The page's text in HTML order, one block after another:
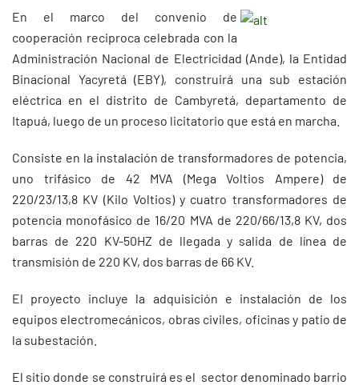
En el marco del convenio de
cooperación reciproca celebrada con la
Administración Nacional de Electricidad (Ande), la Entidad
Binacional Yacyretá (EBY), construirá una sub estación
eléctrica en el distrito de Cambyretá, departamento de
Itapuá, luego de un proceso licitatorio que está en marcha.
Consiste en la instalación de transformadores de potencia,
uno trifásico de 42 MVA (Mega Voltios Ampere) de
220/23/13,8 KV (Kilo Voltios) y cuatro transformadores de
potencia monofásico de 16/20 MVA de 220/66/13,8 KV, dos
barras de 220 KV-50HZ de llegada y salida de línea de
transmisión de 220 KV, dos barras de 66 KV.
El proyecto incluye la adquisición e instalación de los
equipos electromecánicos, obras civiles, oficinas y patio de
la subestación.
El sitio donde se construirá es el sector denominado barrio